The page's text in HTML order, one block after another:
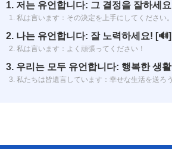
1. 저는 유언합니다: 그 결정을 잘하세
1. 私は言います：その決定を上手にしてください。
2. 나는 유언합니다: 잘 노력하세요! [🔊]
2. 私は言います：よく頑張ってください！
3. 우리는 모두 유언합니다: 행복한 생
3. 私たちは皆遺言しています：幸せな生活を送ろ